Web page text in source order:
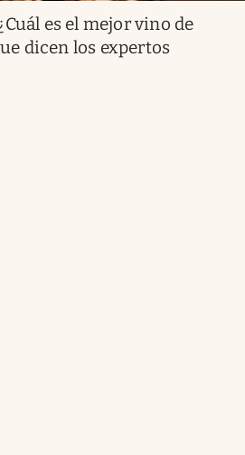
es el mejor vino de
dicen los expertos